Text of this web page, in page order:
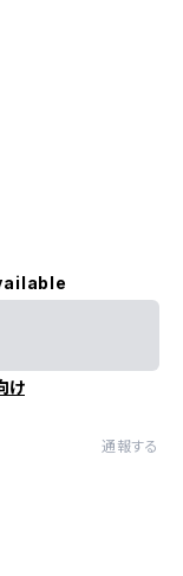
け
通報する